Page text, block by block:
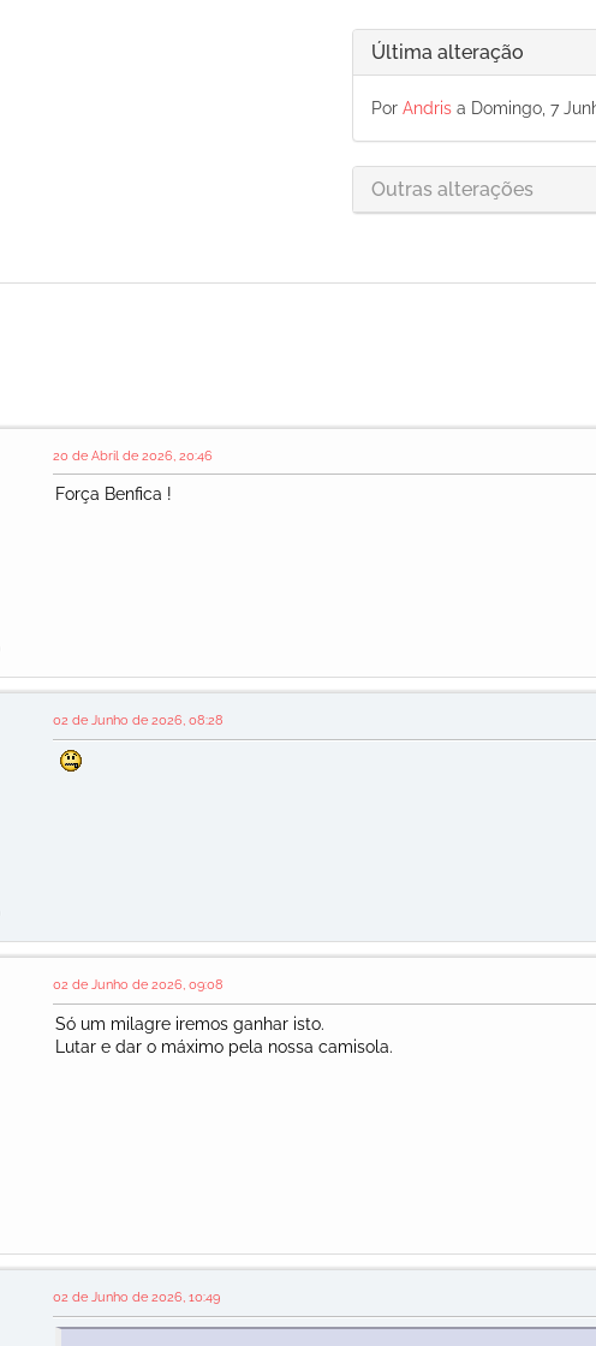
Última alteração
Por Andris a Domingo, 7
Outras alterações
20 de Abril de 2026, 20:46
Força Benfica !
02 de Junho de 2026, 08:28
02 de Junho de 2026, 09:08
Só um milagre iremos ganhar isto.
Lutar e dar o máximo pela nossa camisola.
02 de Junho de 2026, 10:49